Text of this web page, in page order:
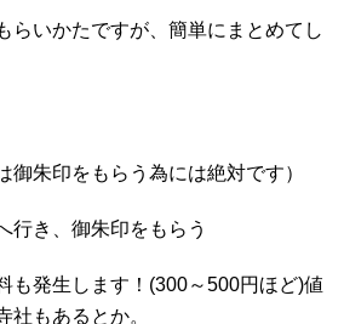
らいかたですが、簡単にまとめてし
御朱印をもらう為には絶対です）
行き、御朱印をもらう
も発生します！(300～500円ほど)値
社もあるとか。